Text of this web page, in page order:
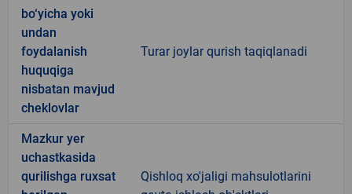
bo‘yicha yoki
undan
foydalanish
huquqiga
nisbatan mavjud
cheklovlar
Turar joylar qurish taqiqlanadi
Mazkur yer
uchastkasida
qurilishga ruxsat
Qishloq xo'jaligi mahsulotlarini